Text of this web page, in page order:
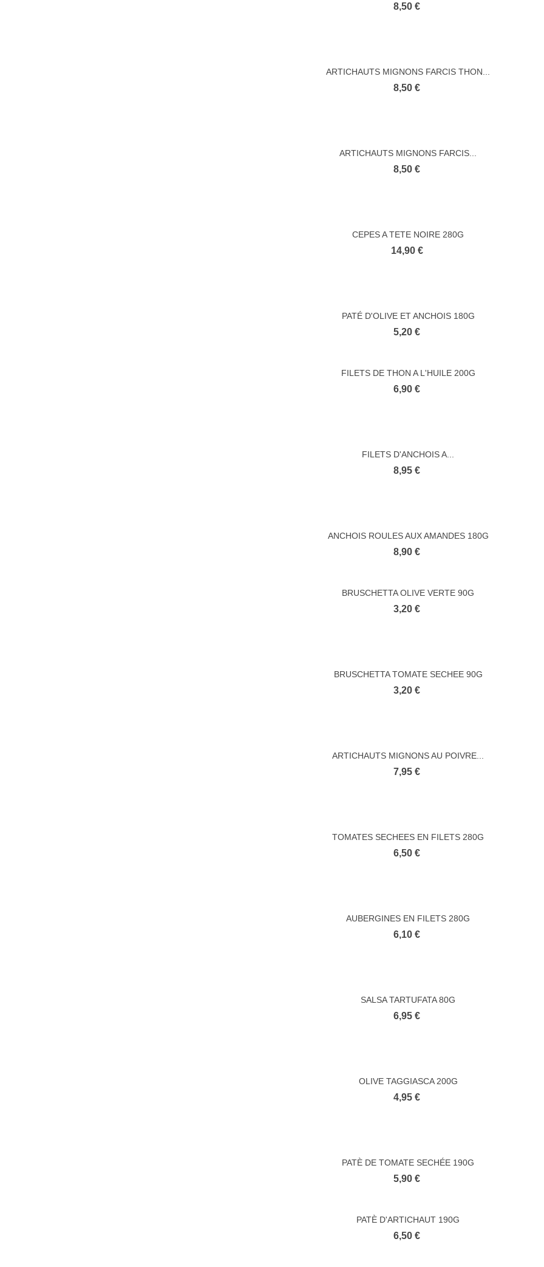
8,50 €
ARTICHAUTS MIGNONS FARCIS THON...
8,50 €
ARTICHAUTS MIGNONS FARCIS...
8,50 €
CEPES A TETE NOIRE 280G
14,90 €
PATÉ D'OLIVE ET ANCHOIS 180G
5,20 €
FILETS DE THON A L'HUILE 200G
6,90 €
FILETS D'ANCHOIS A...
8,95 €
ANCHOIS ROULES AUX AMANDES 180G
8,90 €
BRUSCHETTA OLIVE VERTE 90G
3,20 €
BRUSCHETTA TOMATE SECHEE 90G
3,20 €
ARTICHAUTS MIGNONS AU POIVRE...
7,95 €
TOMATES SECHEES EN FILETS 280G
6,50 €
AUBERGINES EN FILETS 280G
6,10 €
SALSA TARTUFATA 80G
6,95 €
OLIVE TAGGIASCA 200G
4,95 €
PATÈ DE TOMATE SECHÉE 190G
5,90 €
PATÈ D'ARTICHAUT 190G
6,50 €